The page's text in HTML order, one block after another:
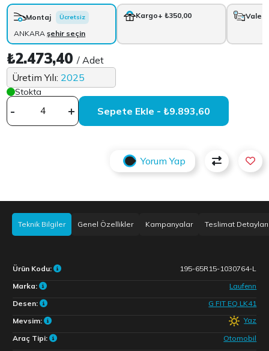
Montaj Ücretsiz
ANKARAşehir seçin
Kargo+ ₺350,00 Vale
₺2.473,40/ Adet
Üretim Yılı: 2025
Stokta
- + Sepete Ekle - ₺9.893,60
Yorum Yap
Teknik Bilgiler Genel Özellikler Kampanyalar Teslimat Detayları
Ürün Kodu:
195-65R15-1030764-L
Marka:
Laufenn
Desen:
G FIT EQ LK41
Mevsim:
Yaz
Araç Tipi:
Otomobil